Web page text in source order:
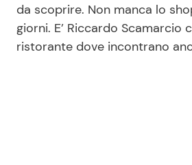
da scoprire. Non manca lo
giorni. E’ Riccardo
ristorante dove incontrano